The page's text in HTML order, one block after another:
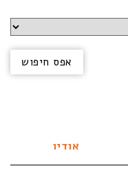
אודיו